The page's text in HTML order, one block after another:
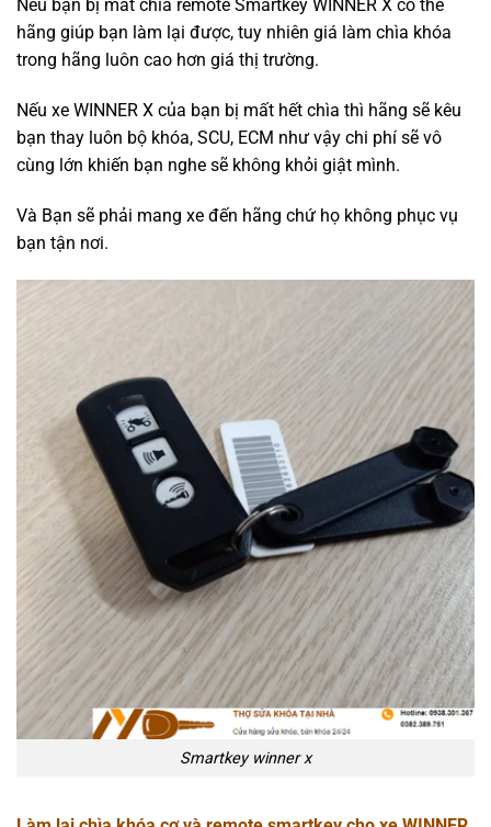
Nếu bạn bị mất chìa remote Smartkey WINNER X có thể
hãng giúp bạn làm lại được, tuy nhiên giá làm chìa khóa
trong hãng luôn cao hơn giá thị trường.
Nếu xe WINNER X của bạn bị mất hết chìa thì hãng sẽ kêu
bạn thay luôn bộ khóa, SCU, ECM như vậy chi phí sẽ vô
cùng lớn khiến bạn nghe sẽ không khỏi giật mình.
Và Bạn sẽ phải mang xe đến hãng chứ họ không phục vụ
bạn tận nơi.
Smartkey winner x